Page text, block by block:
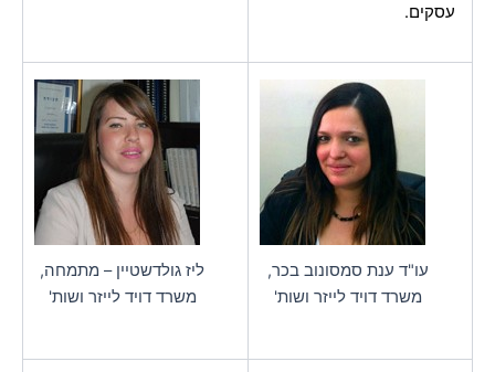
עסקים.
עו"ד ענת סמסונוב בכר,
משרד דויד לייזר ושות'
ליז גולדשטיין – מתמחה,
משרד דויד לייזר ושות'